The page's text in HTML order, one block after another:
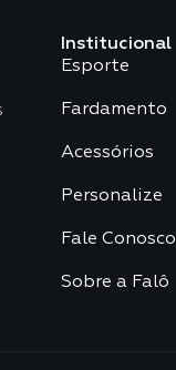
Institucional
Esporte
Fardamento
Acessórios
Personalize
Fale Conosco
Sobre a Falô